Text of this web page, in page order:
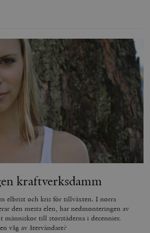
kraftverksdamm
elbrist och kris för tillväxten. I norra
den mesta elen, har nedmonteringen av
människor till storstäderna i decennier.
våg av återvändare?